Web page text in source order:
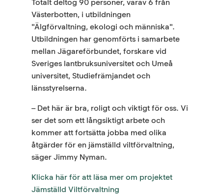
Totalt deltog 90 personer, varav 6 från
Västerbotten, i utbildningen
"Älgförvaltning, ekologi och människa".
Utbildningen har genomförts i samarbete
mellan Jägareförbundet, forskare vid
Sveriges lantbruksuniversitet och Umeå
universitet, Studiefrämjandet och
länsstyrelserna.
– Det här är bra, roligt och viktigt för oss. Vi
ser det som ett långsiktigt arbete och
kommer att fortsätta jobba med olika
åtgärder för en jämställd viltförvaltning,
säger Jimmy Nyman.
Klicka här för att läsa mer om projektet
Jämställd Viltförvaltning